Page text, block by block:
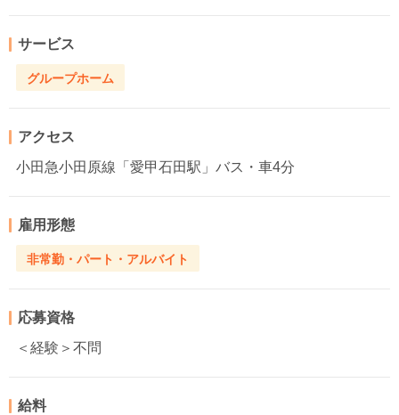
サービス
グループホーム
アクセス
小田急小田原線「愛甲石田駅」バス・車4分
雇用形態
非常勤・パート・アルバイト
応募資格
＜経験＞不問
給料